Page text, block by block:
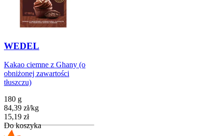
WEDEL
Kakao ciemne z Ghany (o
obniżonej zawartości
tłuszczu)
180 g
84,39 zł/kg
Cena
15,19 zł
Do koszyka